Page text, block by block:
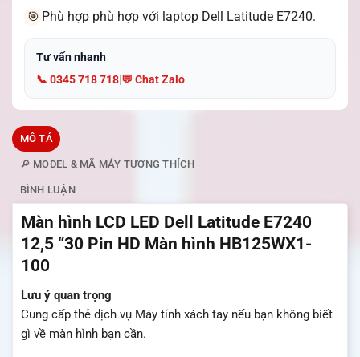
🎯 Phù hợp phù hợp với laptop Dell Latitude E7240.
Tư vấn nhanh
📞 0345 718 718|💬 Chat Zalo
MÔ TẢ
🔎 MODEL & MÃ MÁY TƯƠNG THÍCH
BÌNH LUẬN
Màn hình LCD LED Dell Latitude E7240
12,5 “30 Pin HD Màn hình HB125WX1-
100
Lưu ý quan trọng
Cung cấp thẻ dịch vụ Máy tính xách tay nếu bạn không biết
gì về màn hình bạn cần.